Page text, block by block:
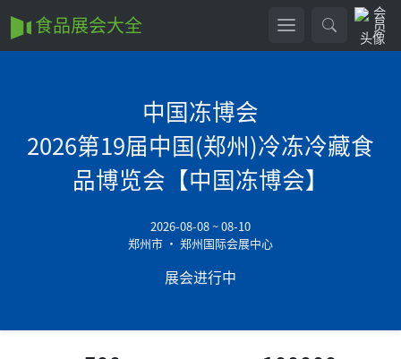
食品展会大全
中国冻博会
2026第19届中国(郑州)冷冻冷藏食
品博览会【中国冻博会】
2026-08-08 ~ 08-10
郑州市 • 郑州国际会展中心
展会进行中